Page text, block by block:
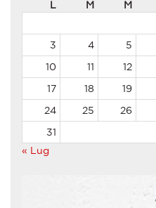
L
M M
« Lug
3
4 5
10
11 12
17
18 19
24
25 26
31